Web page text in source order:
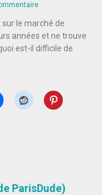
le marché de
années et ne trouve
est-il difficile de
ParisDude)